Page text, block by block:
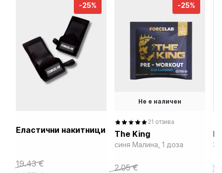
-25%
Еластични накитници
19.43€
Original
Current
Не е наличен
-25%
out of 5
customer
21 отзива
The King
синя Малина, 1 доза
2.05€
Original
Current